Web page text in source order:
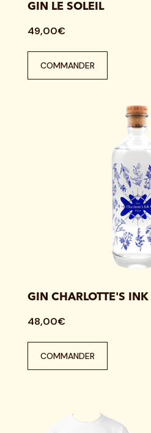
GIN LE SOLEIL
49,00€
COMMANDER
GIN CHARLOTTE'S INK
48,00€
COMMANDER